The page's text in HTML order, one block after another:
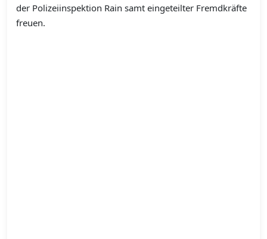
der Polizeiinspektion Rain samt eingeteilter Fremdkräfte
freuen.